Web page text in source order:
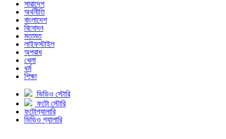
সারাদেশ
অর্থনীতি
বাংলাদেশ
বিনোদন
মতামত
লাইফস্টাইল
অপরাধ
খেলা
ধর্ম
শিক্ষা
ভিডিও স্টোরি
ফটো স্টোরি
ফটোগ্যালারি
ভিডিও গ্যালারি